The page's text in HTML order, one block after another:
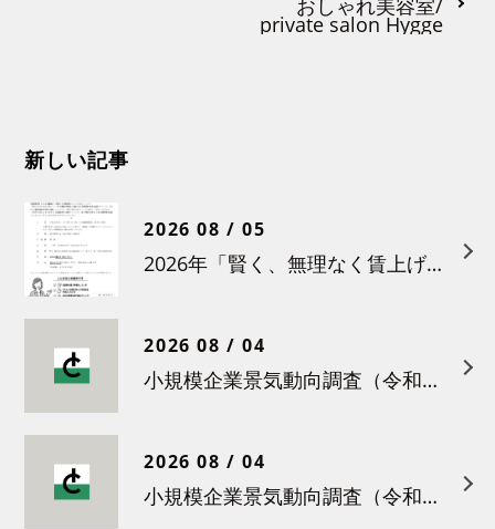
おしゃれ美容室/
private salon Hygge
新しい記事
2026 08 / 05
2026年「賢く、無理なく賃上げを！小さな職場のための労務管理セミナー」の開催について
2026 08 / 04
小規模企業景気動向調査（令和８年６月）結果について
2026 08 / 04
小規模企業景気動向調査（令和８年５月）結果について